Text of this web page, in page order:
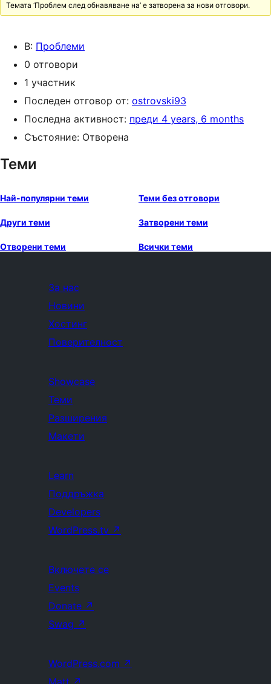
Темата ‘Проблем след обнавяване на’ е затворена за нови отговори.
В: Проблеми
0 отговори
1 участник
Последен отговор от: ostrovski93
Последна активност: преди 4 years, 6 months
Състояние: Отворена
Теми
Най-популярни теми Теми без отговори
Други теми Затворени теми
Отворени теми Всички теми
За нас
Новини
Хостинг
Поверителност
Showcase
Теми
Разширения
Макети
Learn
Поддръжка
Developers
WordPress.tv ↗
Включете се
Events
Donate ↗
Swag ↗
WordPress.com ↗
Matt ↗